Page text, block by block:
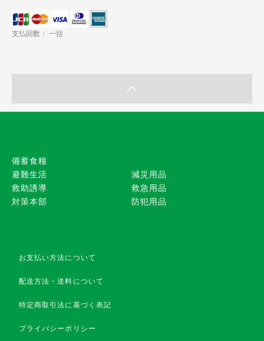
支払回数： 一括
備蓄食糧
避難生活
救助誘導
対策本部
減災用品
救急用品
防犯用品
お支払い方法について
配送方法・送料について
特定商取引法に基づく表記
プライバシーポリシー